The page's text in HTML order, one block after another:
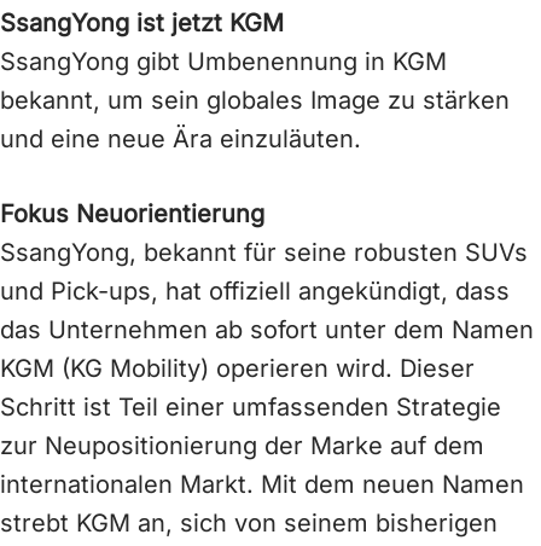
SsangYong ist jetzt KGM
SsangYong gibt Umbenennung in KGM
bekannt, um sein globales Image zu stärken
und eine neue Ära einzuläuten.
Fokus Neuorientierung
SsangYong, bekannt für seine robusten SUVs
und Pick-ups, hat offiziell angekündigt, dass
das Unternehmen ab sofort unter dem Namen
KGM (KG Mobility) operieren wird. Dieser
Schritt ist Teil einer umfassenden Strategie
zur Neupositionierung der Marke auf dem
internationalen Markt. Mit dem neuen Namen
strebt KGM an, sich von seinem bisherigen